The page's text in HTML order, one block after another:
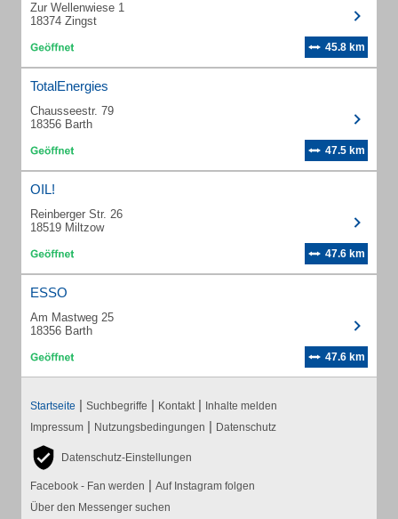
Zur Wellenwiese 1
18374 Zingst
45.8 km
TotalEnergies
Chausseestr. 79
18356 Barth
47.5 km
OIL!
Reinberger Str. 26
18519 Miltzow
47.6 km
ESSO
Am Mastweg 25
18356 Barth
47.6 km
Startseite | Suchbegriffe | Kontakt | Inhalte melden
Impressum | Nutzungsbedingungen | Datenschutz
Datenschutz-Einstellungen
Facebook - Fan werden | Auf Instagram folgen
Über den Messenger suchen